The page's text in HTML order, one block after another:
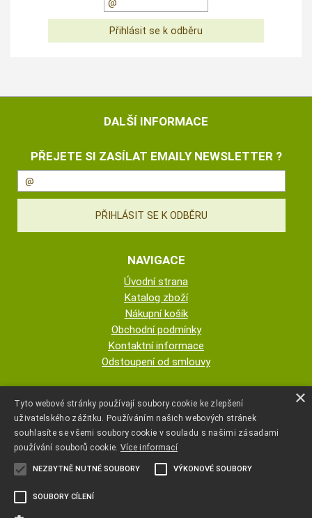
DALŠÍ INFORMACE
PŘEJETE SI ZASÍLAT EMAILY NEWSLETTER ?
NAVIGACE
Úvodní strana
Katalog zboží
Nákupní košík
Obchodní podmínky
Kontaktní informace
Odstoupení od smlouvy
AUTOPOTAHY NOVOTNÝ - KRISTA
NOVOTNÁ
+420 777 107 600
×
Tyto webové stránky používají soubory cookie ke zlepšení
uživatelského zážitku. Používáním našich webových stránek
souhlasíte se všemi soubory cookie v souladu s našimi zásadami
používání souborů cookie. Více informací
NEZBYTNĚ NUTNÉ SOUBORY VÝKONOVÉ SOUBORY
SOUBORY CÍLENÍ